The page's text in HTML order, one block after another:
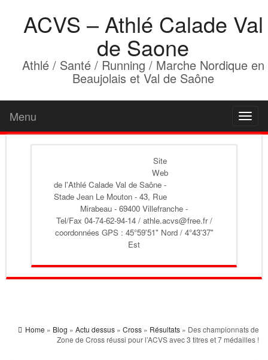
ACVS – Athlé Calade Val
de Saone
Athlé / Santé / Running / Marche Nordique en
Beaujolais et Val de Saône
Menu
Site
Web
de l'Athlé Calade Val de Saône -
Stade Jean Le Mouton - 43, Rue
Mirabeau - 69400 Villefranche -
Tel/Fax 04-74-62-94-14 / athle.acvs@free.fr /
coordonnées GPS : 45°59'51" Nord / 4°43'37"
Est
Home » Blog » Actu dessus » Cross » Résultats » Des championnats de
Zone de Cross réussi pour l’ACVS avec 3 titres et 7 médailles !